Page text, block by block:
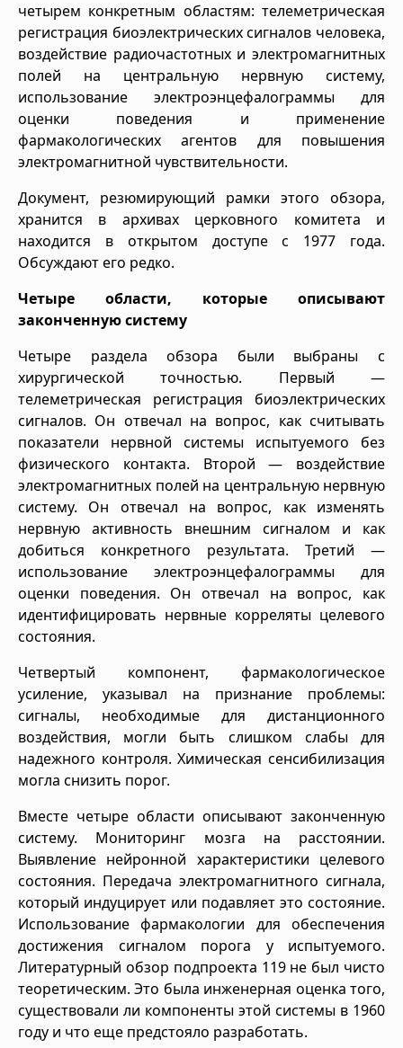
четырем конкретным областям: телеметрическая
регистрация биоэлектрических сигналов человека,
воздействие радиочастотных и электромагнитных
полей на центральную нервную систему,
использование электроэнцефалограммы для
оценки поведения и применение
фармакологических агентов для повышения
электромагнитной чувствительности.
Документ, резюмирующий рамки этого обзора,
хранится в архивах церковного комитета и
находится в открытом доступе с 1977 года.
Обсуждают его редко.
Четыре области, которые описывают
законченную систему
Четыре раздела обзора были выбраны с
хирургической точностью. Первый —
телеметрическая регистрация биоэлектрических
сигналов. Он отвечал на вопрос, как считывать
показатели нервной системы испытуемого без
физического контакта. Второй — воздействие
электромагнитных полей на центральную нервную
систему. Он отвечал на вопрос, как изменять
нервную активность внешним сигналом и как
добиться конкретного результата. Третий —
использование электроэнцефалограммы для
оценки поведения. Он отвечал на вопрос, как
идентифицировать нервные корреляты целевого
состояния.
Четвертый компонент, фармакологическое
усиление, указывал на признание проблемы:
сигналы, необходимые для дистанционного
воздействия, могли быть слишком слабы для
надежного контроля. Химическая сенсибилизация
могла снизить порог.
Вместе четыре области описывают законченную
систему. Мониторинг мозга на расстоянии.
Выявление нейронной характеристики целевого
состояния. Передача электромагнитного сигнала,
который индуцирует или подавляет это состояние.
Использование фармакологии для обеспечения
достижения сигналом порога у испытуемого.
Литературный обзор подпроекта 119 не был чисто
теоретическим. Это была инженерная оценка того,
существовали ли компоненты этой системы в 1960
году и что еще предстояло разработать.